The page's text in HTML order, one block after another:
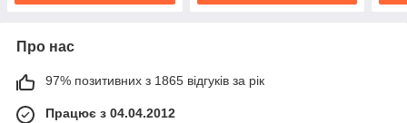
Про нас
97% позитивних з 1865 відгуків за рік
Працює з 04.04.2012